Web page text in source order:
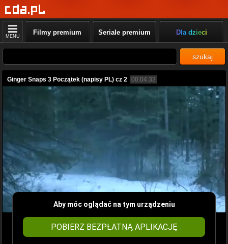
MENU Filmy premium Seriale premium Dla dzieci
szukaj
Ginger Snaps 3 Początek (napisy PL) cz 2 00:04:33
Aby móc oglądać na tym urządzeniu
POBIERZ BEZPŁATNĄ APLIKACJĘ